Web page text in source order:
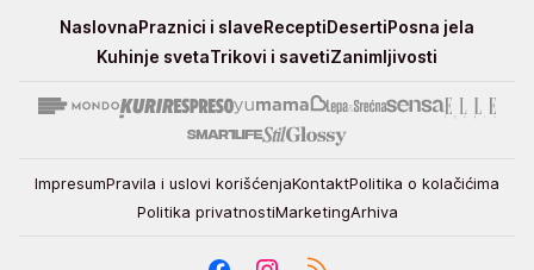
StvarNaslovnaPraznici i slaveReceptiDesertiPosna jela
Kuhinje svetaTrikovi i savetiZanimljivosti
ImpresumPravila i uslovi korišćenjaKontaktPolitika o kolačićima
Politika privatnostiMarketingArhiva